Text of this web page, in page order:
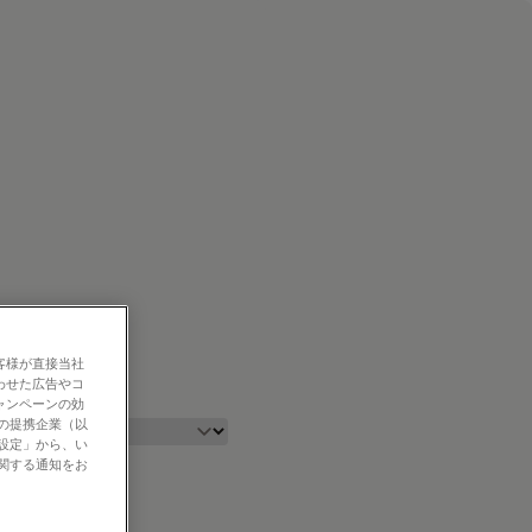
様が直接当社
た広告やコ
ンペーンの効
提携企業（以
定」から、い
する通知をお